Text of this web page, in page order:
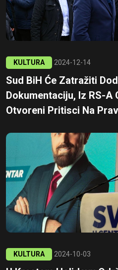
KULTURA 2024-12-14
Sud BiH Će Zatražiti
Dokumentaciju, Iz RS-A
Otvoreni Pritisci Na
KULTURA 2024-10-03